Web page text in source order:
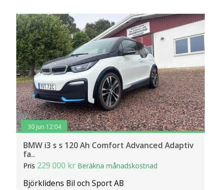
30 jun 12:04
BMW i3 s s 120 Ah Comfort Advanced Adaptiv
fa..
Pris 229 000 kr Beräkna månadskostnad
Björklidens Bil och Sport AB